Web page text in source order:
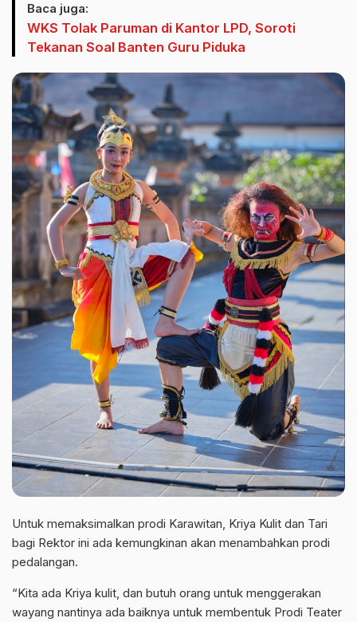
Baca juga:
WKS Tolak Paruman di Kantor LPD, Soroti
Tekanan Soal Banten Guru Piduka
Untuk memaksimalkan prodi Karawitan, Kriya Kulit dan Tari
bagi Rektor ini ada kemungkinan akan menambahkan prodi
pedalangan.
“Kita ada Kriya kulit, dan butuh orang untuk menggerakan
wayang nantinya ada baiknya untuk membentuk Prodi Teater